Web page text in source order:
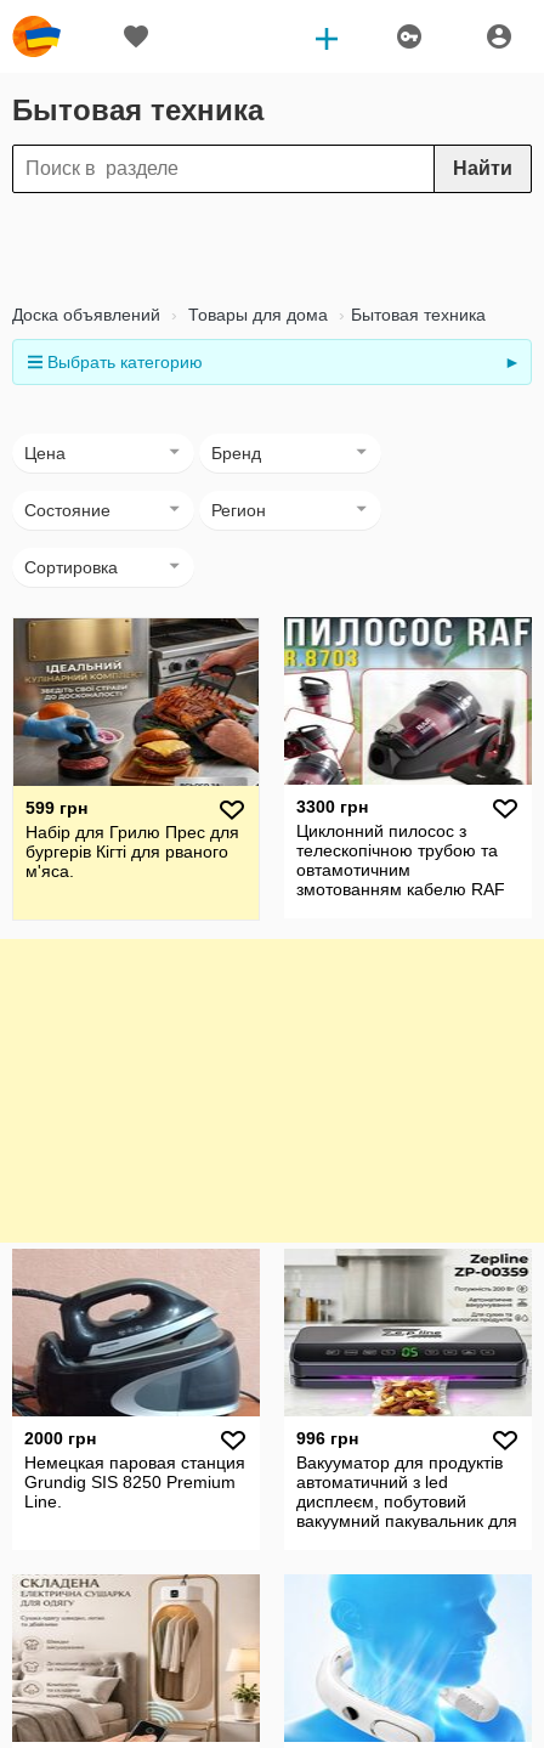
Бытовая техника
Найти
Доска объявлений Товары для дома Бытовая техника
Выбрать категорию ►
Цена Бренд
Состояние Регион
Сортировка
599 грн
Набір для Грилю Прес для
бургерів Кігті для рваного
м'яса.
3300 грн
Циклонний пилосос з
телескопічною трубою та
овтамотичним
змотованням кабелю RAF
2000 грн
Немецкая паровая станция
Grundig SIS 8250 Premium
Line.
996 грн
Вакууматор для продуктів
автоматичний з led
дисплеєм, побутовий
вакуумний пакувальник для